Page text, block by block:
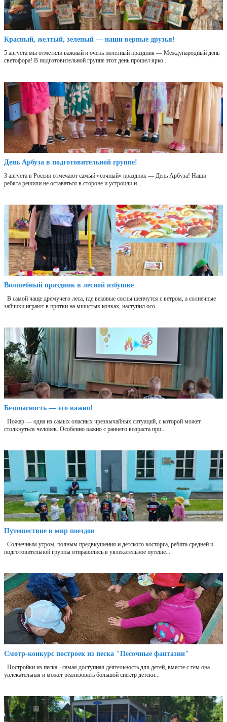
Красный, желтый, зеленый — наши верные друзья!
5 августа мы отметили важный и очень полезный праздник — Международный день
светофора! В подготовительной группе этот день прошел ярко...
День Арбуза в подготовительной группе!
3 августа в России отмечают самый «сочный» праздник — День Арбуза! Наши
ребята решили не оставаться в стороне и устроили н...
Волшебный праздник в лесной избушке
В самой чаще дремучего леса, где вековые сосны шепчутся с ветром, а солнечные
зайчики играют в прятки на мшистых кочках, наступил осо...
Безопасность — это важно!
Пожар — одна из самых опасных чрезвычайных ситуаций, с которой может
столкнуться человек. Особенно важно с раннего возраста при...
Путешествие в мир поездов
Солнечным утром, полным предвкушения и детского восторга, ребята средней и
подготовительной группы отправились в увлекательное путеше...
Смотр-конкурс построек из песка "Песочные фантазии"
Постройки из песка - самая доступная деятельность для детей, вместе с тем она
увлекательная и может реализовать большой спектр детски...